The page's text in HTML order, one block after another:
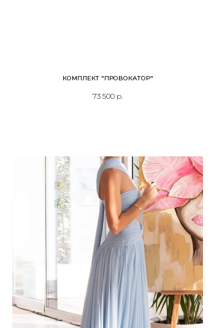
КОМПЛЕКТ "ПРОВОКАТОР"
73 500 р.